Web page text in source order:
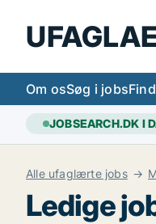
Om osSøg i jobs
JOBSEARCH.DK I
Alle ufaglærte jobs
Ledige